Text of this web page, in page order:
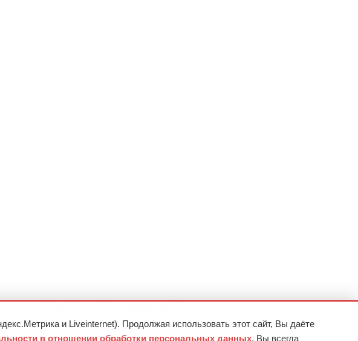
и Liveinternet). Продолжая использовать этот сайт, Вы даёте
в отношении обработки персональных данных. Вы всегда